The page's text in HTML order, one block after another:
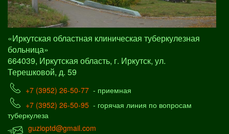
«Иркутская областная клиническая туберкулезная
больница»
664039, Иркутская область, г. Иркутск, ул.
Терешковой, д. 59
+7 (3952) 26-50-77 - приемная
+7 (3952) 26-50-95 - горячая линия по вопросам
туберкулеза
guzioptd@gmail.com